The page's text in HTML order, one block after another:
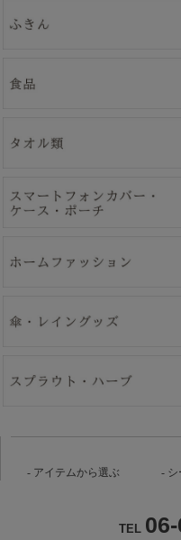
アイテムから選ぶ シ
TEL